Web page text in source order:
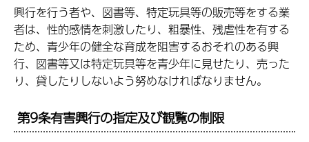
興行を行う者や、図書等、特定玩具等の販売等をする業
者は、性的感情を刺激したり、粗暴性、残虐性を有する
ため、青少年の健全な育成を阻害するおそれのある興
行、図書等又は特定玩具等を青少年に見せたり、売った
り、貸したりしないよう努めなければなりません。
第9条有害興行の指定及び観覧の制限